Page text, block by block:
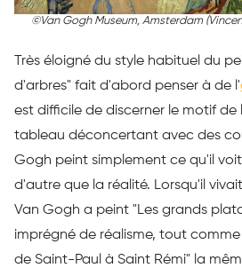
©Van Gogh Museum, Amsterdam
Très éloigné du style habituel du
d'arbres" fait d'abord penser à de l'
est difficile de discerner le motif
tableau déconcertant avec des
Gogh peint simplement ce qu'il
d'autre que la réalité. Lorsqu'il
Van Gogh a peint "Les grands
imprégné de réalisme, tout
de Saint-Paul à Saint Rémi" la